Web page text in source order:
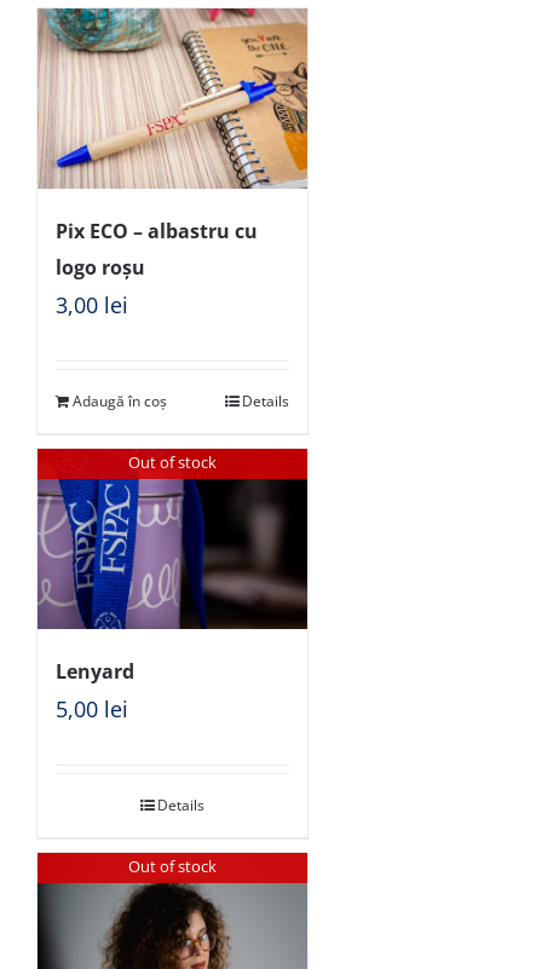
Pix ECO – albastru cu
logo roșu
3,00 lei
Adaugă în coș Details
Out of stock
Lenyard
5,00 lei
Details
Out of stock